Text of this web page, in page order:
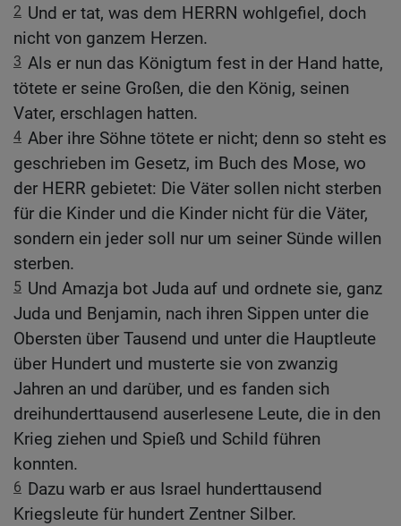
2 Und er tat, was dem HERRN wohlgefiel, doch
nicht von ganzem Herzen.
3 Als er nun das Königtum fest in der Hand hatte,
tötete er seine Großen, die den König, seinen
Vater, erschlagen hatten.
4 Aber ihre Söhne tötete er nicht; denn so steht es
geschrieben im Gesetz, im Buch des Mose, wo
der HERR gebietet: Die Väter sollen nicht sterben
für die Kinder und die Kinder nicht für die Väter,
sondern ein jeder soll nur um seiner Sünde willen
sterben.
5 Und Amazja bot Juda auf und ordnete sie, ganz
Juda und Benjamin, nach ihren Sippen unter die
Obersten über Tausend und unter die Hauptleute
über Hundert und musterte sie von zwanzig
Jahren an und darüber, und es fanden sich
dreihunderttausend auserlesene Leute, die in den
Krieg ziehen und Spieß und Schild führen
konnten.
6 Dazu warb er aus Israel hunderttausend
Kriegsleute für hundert Zentner Silber.